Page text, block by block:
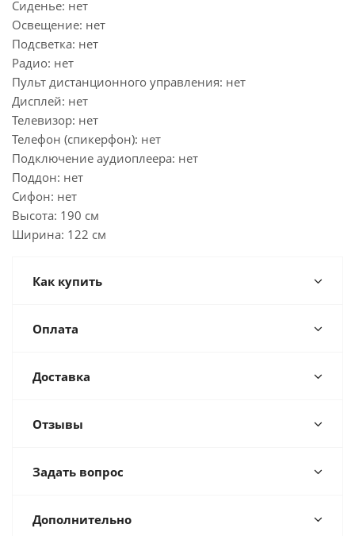
Сиденье: нет
Освещение: нет
Подсветка: нет
Радио: нет
Пульт дистанционного управления: нет
Дисплей: нет
Телевизор: нет
Телефон (спикерфон): нет
Подключение аудиоплеера: нет
Поддон: нет
Сифон: нет
Высота: 190 см
Ширина: 122 см
Как купить
Оплата
Доставка
Отзывы
Задать вопрос
Дополнительно